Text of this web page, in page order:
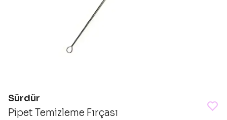
Sürdür
Pipet Temizleme Fırçası